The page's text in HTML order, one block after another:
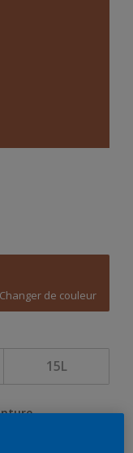
Changer de couleur
15L